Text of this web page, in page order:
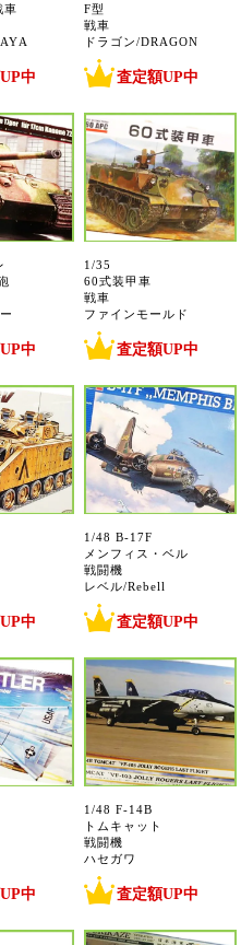
車
中
F型
戦車
ドラゴン/DRAGON
査定額UP中
中
1/35
60式装甲車
戦車
ファインモールド
査定額UP中
中
1/48 B-17F
メンフィス・ベル
戦闘機
レベル/Rebell
査定額UP中
中
1/48 F-14B
トムキャット
戦闘機
ハセガワ
査定額UP中